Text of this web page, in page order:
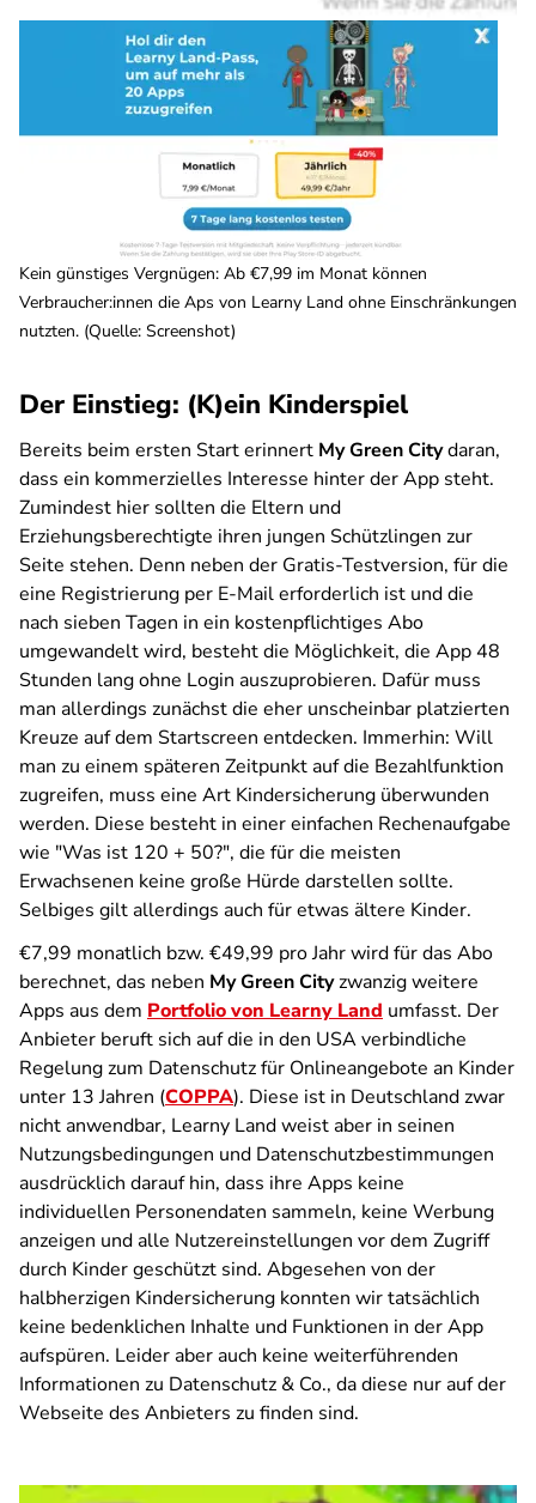
Kein günstiges Vergnügen: Ab €7,99 im Monat können
Verbraucher:innen die Aps von Learny Land ohne Einschränkungen
nutzten. (Quelle: Screenshot)
Der Einstieg: (K)ein Kinderspiel
Bereits beim ersten Start erinnert My Green Citydaran,
dass ein kommerzielles Interesse hinter der App steht.
Zumindest hier sollten die Eltern und
Erziehungsberechtigte ihren jungen Schützlingen zur
Seite stehen. Denn neben der Gratis-Testversion, für die
eine Registrierung per E-Mail erforderlich ist und die
nach sieben Tagen in ein kostenpflichtiges Abo
umgewandelt wird, besteht die Möglichkeit, die App 48
Stunden lang ohne Login auszuprobieren. Dafür muss
man allerdings zunächst die eher unscheinbar platzierten
Kreuze auf dem Startscreen entdecken. Immerhin: Will
man zu einem späteren Zeitpunkt auf die Bezahlfunktion
zugreifen, muss eine Art Kindersicherung überwunden
werden. Diese besteht in einer einfachen Rechenaufgabe
wie "Was ist 120 + 50?", die für die meisten
Erwachsenen keine große Hürde darstellen sollte.
Selbiges gilt allerdings auch für etwas ältere Kinder.
€7,99 monatlich bzw. €49,99 pro Jahr wird für das Abo
berechnet, das neben My Green Cityzwanzig weitere
Apps aus dem Portfolio von Learny Land umfasst. Der
Anbieter beruft sich auf die in den USA verbindliche
Regelung zum Datenschutz für Onlineangebote an Kinder
unter 13 Jahren (COPPA). Diese ist in Deutschland zwar
nicht anwendbar, Learny Land weist aber in seinen
Nutzungsbedingungen und Datenschutzbestimmungen
ausdrücklich darauf hin, dass ihre Apps keine
individuellen Personendaten sammeln, keine Werbung
anzeigen und alle Nutzereinstellungen vor dem Zugriff
durch Kinder geschützt sind. Abgesehen von der
halbherzigen Kindersicherung konnten wir tatsächlich
keine bedenklichen Inhalte und Funktionen in der App
aufspüren. Leider aber auch keine weiterführenden
Informationen zu Datenschutz & Co., da diese nur auf der
Webseite des Anbieters zu finden sind.